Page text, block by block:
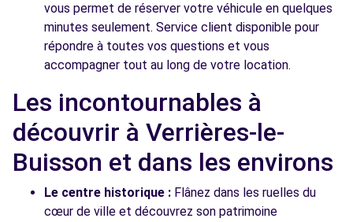
vous permet de réserver votre véhicule en quelques
minutes seulement. Service client disponible pour
répondre à toutes vos questions et vous
accompagner tout au long de votre location.
Les incontournables à
découvrir à Verrières-le-
Buisson et dans les environs
Le centre historique : Flânez dans les ruelles du
cœur de ville et découvrez son patrimoine